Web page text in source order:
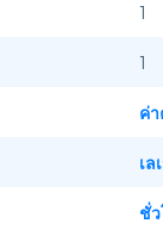
1
1
ค่
เล
ชั่